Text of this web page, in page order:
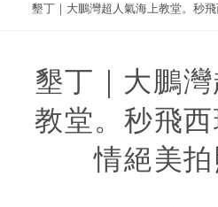
墾丁｜大鵬灣超人氣海上教堂。秒
墾丁｜大鵬
教堂。秒飛
情絕美